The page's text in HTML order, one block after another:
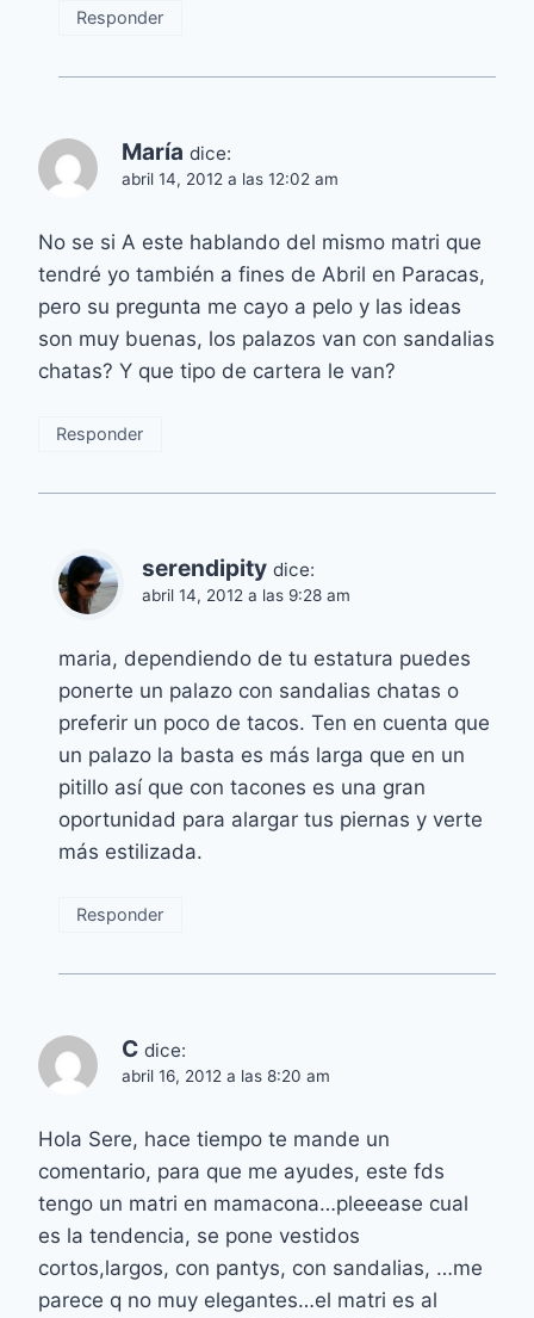
Responder
María dice:
abril 14, 2012 a las 12:02 am
No se si A este hablando del mismo matri que
tendré yo también a fines de Abril en Paracas,
pero su pregunta me cayo a pelo y las ideas
son muy buenas, los palazos van con sandalias
chatas? Y que tipo de cartera le van?
Responder
serendipity dice:
abril 14, 2012 a las 9:28 am
maria, dependiendo de tu estatura puedes
ponerte un palazo con sandalias chatas o
preferir un poco de tacos. Ten en cuenta que
un palazo la basta es más larga que en un
pitillo así que con tacones es una gran
oportunidad para alargar tus piernas y verte
más estilizada.
Responder
C dice:
abril 16, 2012 a las 8:20 am
Hola Sere, hace tiempo te mande un
comentario, para que me ayudes, este fds
tengo un matri en mamacona…pleeease cual
es la tendencia, se pone vestidos
cortos,largos, con pantys, con sandalias, …me
parece q no muy elegantes…el matri es al